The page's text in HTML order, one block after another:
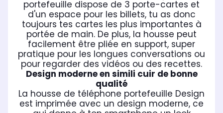
portefeuille dispose de 3 porte-cartes et
d'un espace pour les billets, tu as donc
toujours tes cartes les plus importantes à
portée de main. De plus, la housse peut
facilement être pliée en support, super
pratique pour les longues conversations ou
pour regarder des vidéos ou des recettes.
Design moderne en simili cuir de bonne
qualité
La housse de téléphone portefeuille Design
est imprimée avec un design moderne, ce